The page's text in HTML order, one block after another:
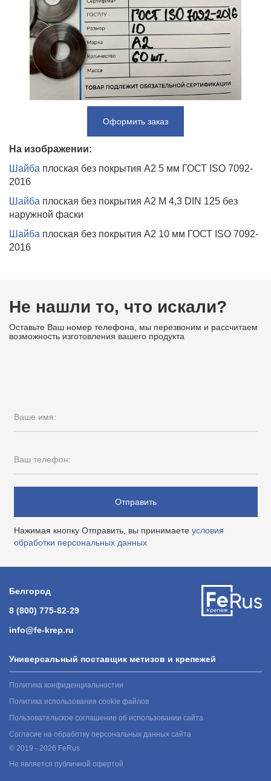
Оформить заказ
На изображении:
Шайба плоская без покрытия А2 5 мм ГОСТ ISO 7092-
2016
Шайба плоская без покрытия А2 М 4,3 DIN 125 без
наружной фаски
Шайба плоская без покрытия А2 10 мм ГОСТ ISO 7092-
2016
Не нашли то, что искали?
Оставьте Ваш номер телефона, мы перезвоним и рассчитаем
возможность изготовления вашего продукта
Ваше имя:
Ваш телефон:
Отправить
Нажимая кнопку Отправить, вы принимаете условия
обработки персональных данных
Белгород
8 (800) 775-82-29
info@fe-krep.ru
Универсальный поставщик метизов и крепежей
Политика конфиденциальностии
Политика использования cookie файлов
Пользовательское соглашение об использовании сайта
Согласие на обработку персональных данных сайта
© 2019 - 2026 FeRus
Не является публичной офертой